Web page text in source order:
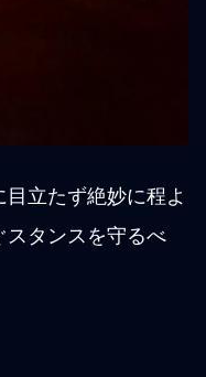
立たず絶妙に程よ
スタンスを守るべ